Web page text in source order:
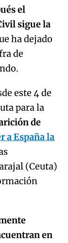
el
sigue la
ha dejado
de
este 4 de
para la
de
a España la
(Ceuta)
en